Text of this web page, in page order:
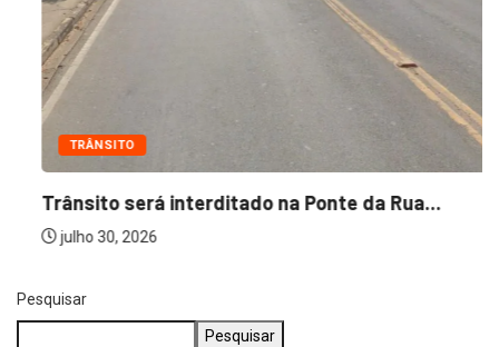
TRÂNSITO
Trânsito será interditado na Ponte da Rua...
julho 30, 2026
Pesquisar
Pesquisar